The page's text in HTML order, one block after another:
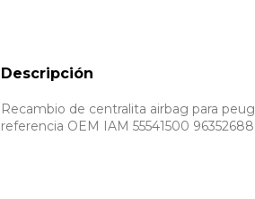
Descripción
Recambio de centralita airbag para
referencia OEM IAM 55541500